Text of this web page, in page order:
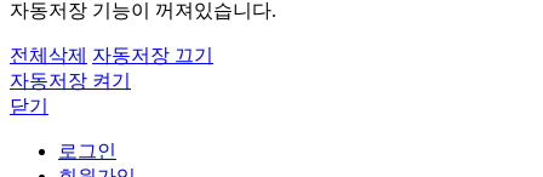
자동저장 기능이 꺼져있습니다.
전체삭제 자동저장 끄기
자동저장 켜기
닫기
로그인